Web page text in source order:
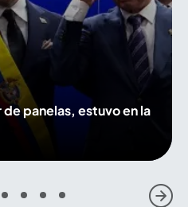
panelas, estuvo en la
2 3 4 5